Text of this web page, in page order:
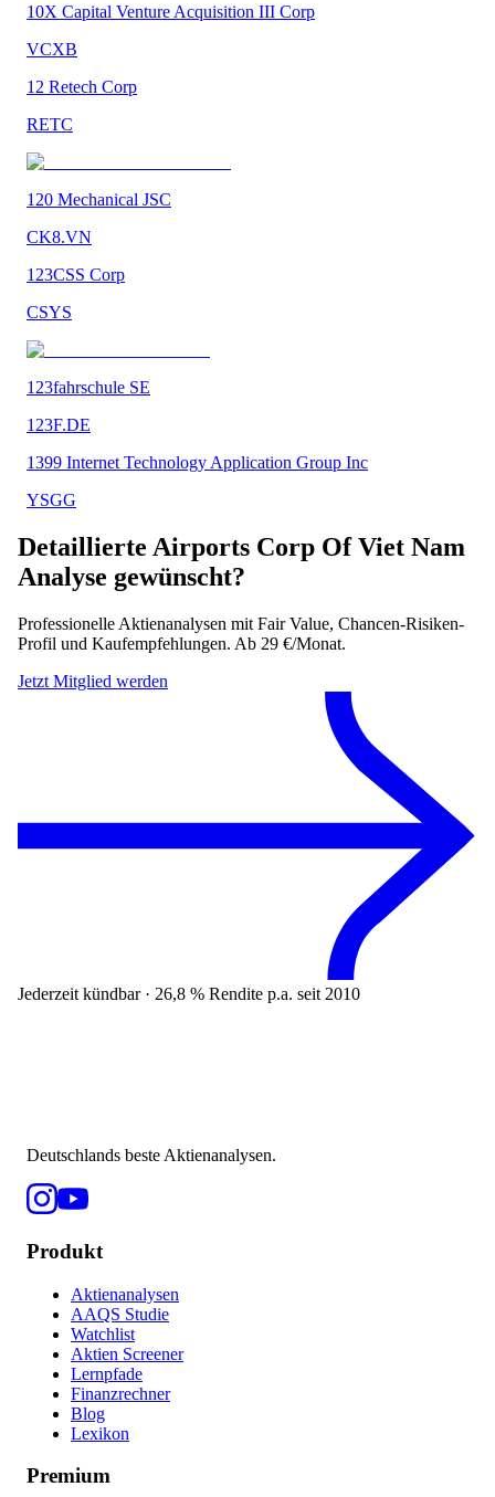
10X Capital Venture Acquisition III Corp
VCXB
12 Retech Corp
RETC
120 Mechanical JSC
CK8.VN
123CSS Corp
CSYS
123fahrschule SE
123F.DE
1399 Internet Technology Application Group Inc
YSGG
Detaillierte Airports Corp Of Viet Nam
Analyse gewünscht?
Professionelle Aktienanalysen mit Fair Value, Chancen-Risiken-
Profil und Kaufempfehlungen. Ab 29 €/Monat.
Jetzt Mitglied werden
Jederzeit kündbar · 26,8 % Rendite p.a. seit 2010
Deutschlands beste Aktienanalysen.
Produkt
Aktienanalysen
AAQS Studie
Watchlist
Aktien Screener
Lernpfade
Finanzrechner
Blog
Lexikon
Premium